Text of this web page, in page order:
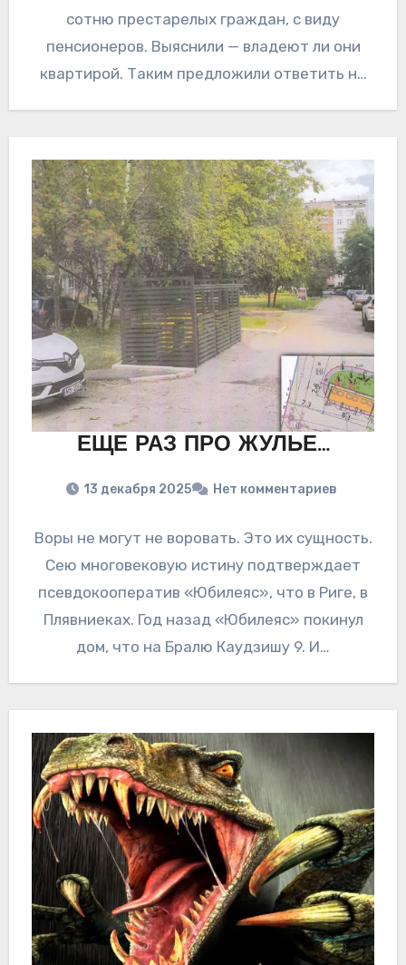
сотню престарелых граждан, с виду
пенсионеров. Выяснили — владеют ли они
квартирой. Таким предложили ответить на
ЕЩЕ РАЗ ПРО ЖУЛЬЕ…
13 декабря 2025 Нет комментариев
Воры не могут не воровать. Это их сущность.
Сею многовековую истину подтверждает
псевдокооператив «Юбилеяс», что в Риге, в
Плявниеках. Год назад «Юбилеяс» покинул
дом, что на Бралю Каудзишу 9. И…